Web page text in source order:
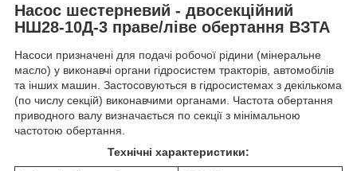
Насос шестерневий - двосекційний
НШ28-10Д-3 праве/ліве обертання ВЗТА
Насоси призначені для подачі робочої рідини (мінеральне
масло) у виконавчі органи гідросистем тракторів, автомобілів
та інших машин. Застосовуються в гідросистемах з декількома
(по числу секцій) виконавчими органами. Частота обертання
приводного валу визначається по секції з мінімальною
частотою обертання.
Технічні характеристики: